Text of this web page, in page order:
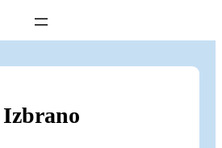
Izbrano